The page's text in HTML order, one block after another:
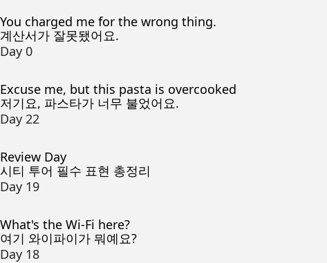
You charged me for the wrong thing.
계산서가 잘못됐어요.
Day 0
Excuse me, but this pasta is overcooked
저기요, 파스타가 너무 불었어요.
Day 22
Review Day
시티 투어 필수 표현 총정리
Day 19
What's the Wi-Fi here?
여기 와이파이가 뭐예요?
Day 18